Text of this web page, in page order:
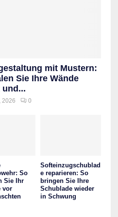
mit Mustern:
Sie Ihre Wände
2026 0
So
Sie Ihr
vor
Softeinzugschublad
e reparieren: So
bringen Sie Ihre
Schublade wieder
in Schwung